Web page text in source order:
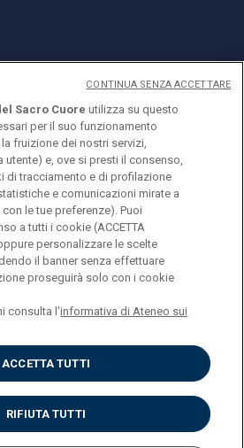
Sacro Cuore
Milano
Sacro Cuore utilizza su questo
per il suo funzionamento
fruizione dei nostri servizi,
utente) e, ove si presti il consenso,
di tracciamento e di profilazione
e comunicazioni mirate a
le tue preferenze). Puoi
a tutti i cookie (ACCETTA
personalizzare le scelte
il banner senza effettuare
proseguirà solo con i cookie
consulta l'informativa di Ateneo sui
ACCETTA TUTTI
RIFIUTA TUTTI
CONTINUA SENZA ACCETTARE